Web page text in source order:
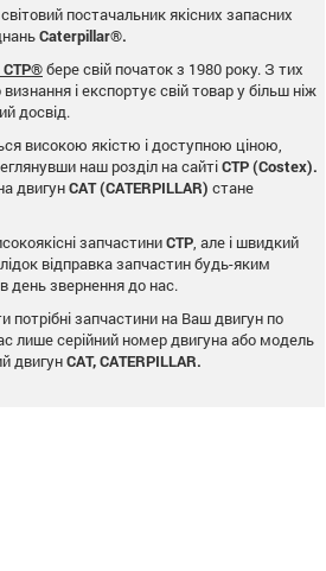
постачальник якісних запасних
Caterpillar®.
бере свій початок з 1980 року. З тих
і експортує свій товар у більш ніж
досвід.
високою якістю і доступною ціною,
наш розділ на сайтіCTP (Costex).
двигунCAT (CATERPILLAR) стане
запчастиниCTP , але і швидкий
відправка запчастин будь-яким
день звернення до нас.
потрібні запчастини на Ваш двигун по
лише серійний номер двигуна або модель
двигунCAT, CATERPILLAR.